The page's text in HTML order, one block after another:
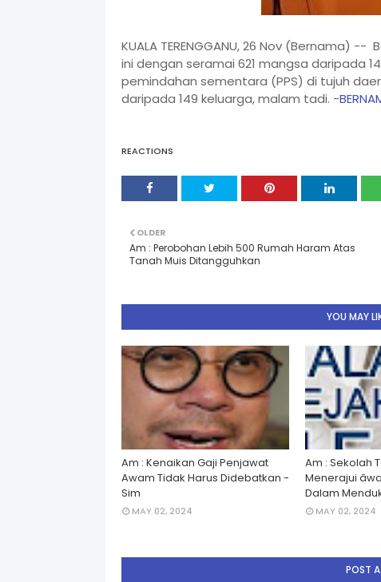
KUALA TERENGGANU, 26 Nov (Bernama)
ini dengan seramai 621 mangsa daripada
pemindahan sementara (PPS) di tujuh
daripada 149 keluarga, malam tadi. -
REACTIONS
OLDER
Am : Perobohan Lebih 500 Rumah Haram Atas
Tanah Muis Ditangguhkan
YOU MAY
Am : Kenaikan Gaji Penjawat
Awam Tidak Harus Didebatkan -
Sim
MAY 02, 2024
Am : Sekolah
Menerajui
Dalam
MAY 02, 2024
POST